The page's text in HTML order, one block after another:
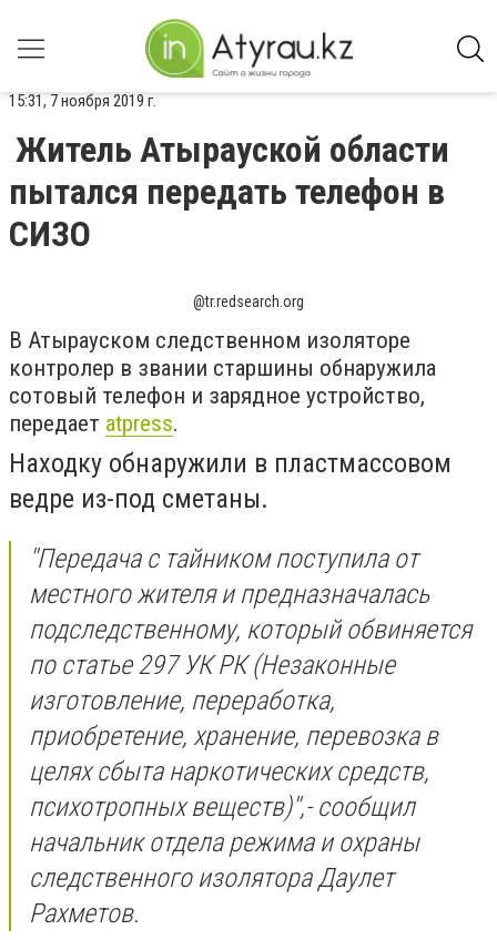
15:31, 7 ноября 2019 г.
Житель Атырауской области
пытался передать телефон в
СИЗО
@tr.redsearch.org
В Атырауском следственном изоляторе
контролер в звании старшины обнаружила
сотовый телефон и зарядное устройство,
передает atpress.
Находку обнаружили в пластмассовом
ведре из-под сметаны.
''Передача с тайником поступила от
местного жителя и предназначалась
подследственному, который обвиняется
по статье 297 УК РК (Незаконные
изготовление, переработка,
приобретение, хранение, перевозка в
целях сбыта наркотических средств,
психотропных веществ)'',- сообщил
начальник отдела режима и охраны
следственного изолятора Даулет
Рахметов.